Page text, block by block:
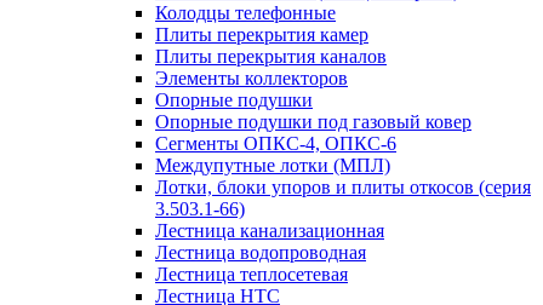
Колодцы телефонные
Плиты перекрытия камер
Плиты перекрытия каналов
Элементы коллекторов
Опорные подушки
Опорные подушки под газовый ковер
Сегменты ОПКС-4, ОПКС-6
Междупутные лотки (МПЛ)
Лотки, блоки упоров и плиты откосов (серия
3.503.1-66)
Лестница канализационная
Лестница водопроводная
Лестница теплосетевая
Лестница НТС